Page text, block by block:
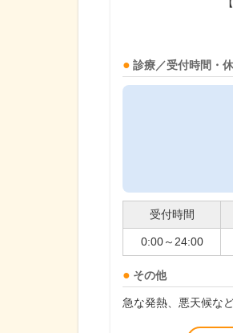
診療／受付時間・
受付時間
0:00～24:00
その他
急な発熱、悪天候な